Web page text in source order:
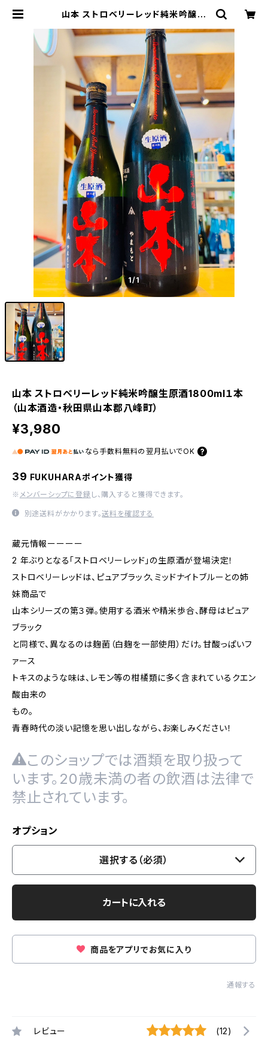
山本 ストロベリーレッド純米吟醸生
山本郡八峰町） | 【BASE公式】福原
酒店｜創業1928年・広島の日本酒・
限定酒を全国通販
1/1
山本 ストロベリーレッド純米吟醸生原酒1800ml１本
（山本酒造・秋田県山本郡八峰町）
¥3,980
なら 手数料無料の 翌月払いでOK
39 FUKUHARAポイント獲得
※ メンバーシップに登録 し、購入すると獲得できます。
別途送料がかかります。送料を確認する
蔵元情報ーーーー
2 年ぶりとなる「ストロベリーレッド」の生原酒が登場決定！
ストロベリーレッドは、ピュアブラック、ミッドナイトブルーとの姉
妹商品で
山本シリーズの第３弾。使用する酒米や精米歩合、酵母はピュア
ブラック
と同様で、異なるのは麹菌（白麹を一部使用）だけ。甘酸っぱいフ
ァース
トキスのような味は、レモン等の柑橘類に多く含まれているクエン
酸由来の
もの。
青春時代の淡い記憶を思い出しながら、お楽しみください！
このショップでは酒類を取り扱って
います。20歳未満の者の飲酒は法律で
禁止されています。
オプション
選択する（必須）
カートに入れる
商品をアプリでお気に入り
通報する
レビュー (12)